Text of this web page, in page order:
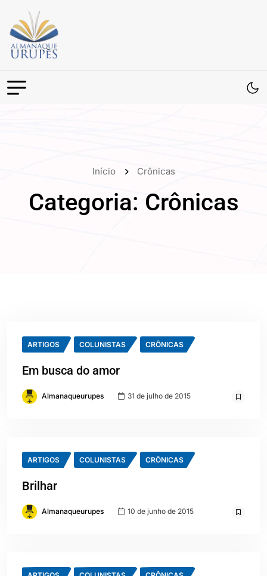
Início Crônicas
Categoria: Crônicas
ARTIGOS COLUNISTAS CRÔNICAS
Em busca do amor
Almanaqueurupes 31 de julho de 2015
ARTIGOS COLUNISTAS CRÔNICAS
Brilhar
Almanaqueurupes 10 de junho de 2015